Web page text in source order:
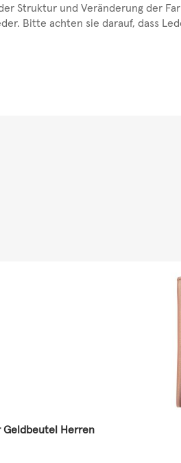
Struktur und Veränderung der
Bitte achten sie darauf, dass
Geldbeutel Herren